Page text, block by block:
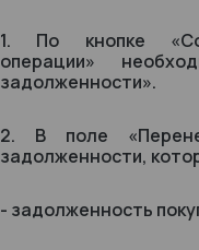
1. По кнопке
операции»
задолженности».
2. В поле
задолженности,
- задолженность